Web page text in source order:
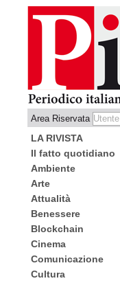
Area Riservata
LA RIVISTA
Il fatto quotidiano
Ambiente
Arte
Attualità
Benessere
Blockchain
Cinema
Comunicazione
Cultura